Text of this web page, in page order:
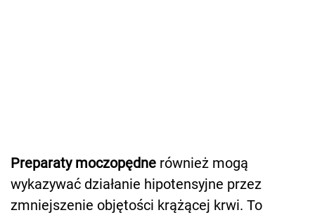
Preparaty moczopędne również mogą
wykazywać działanie hipotensyjne przez
zmniejszenie objętości krążącej krwi. To